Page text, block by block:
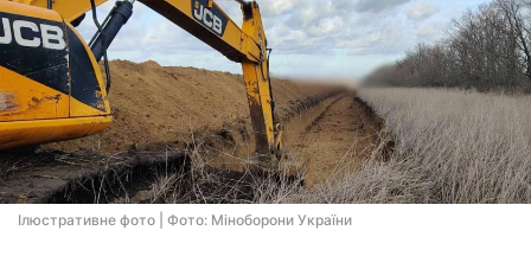
Ілюстративне фото | Фото: Міноборони України